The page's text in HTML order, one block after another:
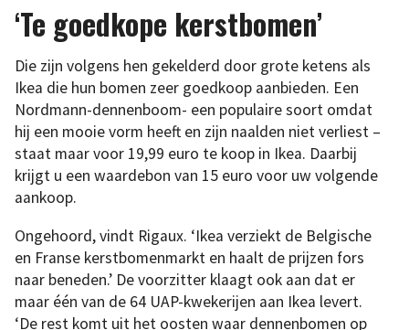
‘Te goedkope kerstbomen’
Die zijn volgens hen gekelderd door grote ketens als
Ikea die hun bomen zeer goedkoop aanbieden. Een
Nordmann-dennenboom- een populaire soort omdat
hij een mooie vorm heeft en zijn naalden niet verliest –
staat maar voor 19,99 euro te koop in Ikea. Daarbij
krijgt u een waardebon van 15 euro voor uw volgende
aankoop.
Ongehoord, vindt Rigaux. ‘Ikea verziekt de Belgische
en Franse kerstbomenmarkt en haalt de prijzen fors
naar beneden.’ De voorzitter klaagt ook aan dat er
maar één van de 64 UAP-kwekerijen aan Ikea levert.
‘De rest komt uit het oosten waar dennenbomen op